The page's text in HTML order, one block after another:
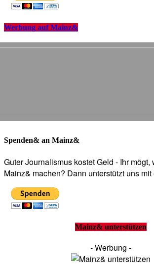
Werbung auf Mainz&
Spenden& an Mainz&
Guter Journalismus kostet Geld - Ihr mögt,
Mainz& machen? Dann unterstützt uns
Mainz& unterstützen
- Werbung -